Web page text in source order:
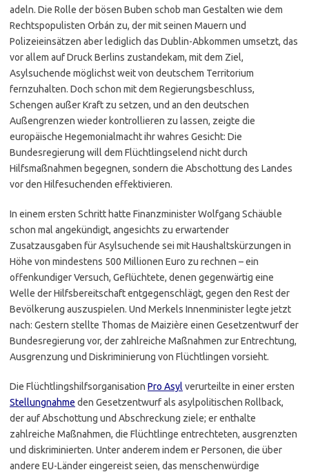
adeln. Die Rolle der bösen Buben schob man Gestalten wie dem
Rechtspopulisten Orbán zu, der mit seinen Mauern und
Polizeieinsätzen aber lediglich das Dublin-Abkommen umsetzt, das
vor allem auf Druck Berlins zustandekam, mit dem Ziel,
Asylsuchende möglichst weit von deutschem Territorium
fernzuhalten. Doch schon mit dem Regierungsbeschluss,
Schengen außer Kraft zu setzen, und an den deutschen
Außengrenzen wieder kontrollieren zu lassen, zeigte die
europäische Hegemonialmacht ihr wahres Gesicht: Die
Bundesregierung will dem Flüchtlingselend nicht durch
Hilfsmaßnahmen begegnen, sondern die Abschottung des Landes
vor den Hilfesuchenden effektivieren.
In einem ersten Schritt hatte Finanzminister Wolfgang Schäuble
schon mal angekündigt, angesichts zu erwartender
Zusatzausgaben für Asylsuchende sei mit Haushaltskürzungen in
Höhe von mindestens 500 Millionen Euro zu rechnen – ein
offenkundiger Versuch, Geflüchtete, denen gegenwärtig eine
Welle der Hilfsbereitschaft entgegenschlägt, gegen den Rest der
Bevölkerung auszuspielen. Und Merkels Innenminister legte jetzt
nach: Gestern stellte Thomas de Maizière einen Gesetzentwurf der
Bundesregierung vor, der zahlreiche Maßnahmen zur Entrechtung,
Ausgrenzung und Diskriminierung von Flüchtlingen vorsieht.
Die Flüchtlingshilfsorganisation Pro Asyl verurteilte in einer ersten
Stellungnahme den Gesetzentwurf als asylpolitischen Rollback,
der auf Abschottung und Abschreckung ziele; er enthalte
zahlreiche Maßnahmen, die Flüchtlinge entrechteten, ausgrenzten
und diskriminierten. Unter anderem indem er Personen, die über
andere EU-Länder eingereist seien, das menschenwürdige